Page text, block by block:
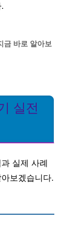
금 바로 알아보
실전
실제 사례
보겠습니다.